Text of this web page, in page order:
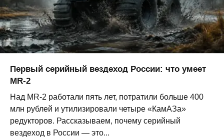
Первый серийный вездеход России: что умеет
MR-2
Над MR-2 работали пять лет, потратили больше 400
млн рублей и утилизировали четыре «КамАЗа»
редукторов. Рассказываем, почему серийный
вездеход в России — это...